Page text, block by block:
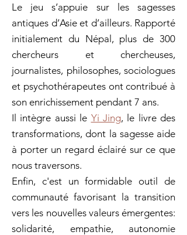
Le jeu s’appuie sur les sagesses
antiques d’Asie et d’ailleurs. Rapporté
initialement du Népal, plus de 300
chercheurs et chercheuses,
journalistes, philosophes, sociologues
et psychothérapeutes ont contribué à
son enrichissement pendant 7 ans.
Il intègre aussi le Yi Jing, le livre des
transformations, dont la sagesse aide
à porter un regard éclairé sur ce que
nous traversons.
Enfin, c'est un formidable outil de
communauté favorisant la transition
vers les nouvelles valeurs émergentes:
solidarité, empathie, autonomie